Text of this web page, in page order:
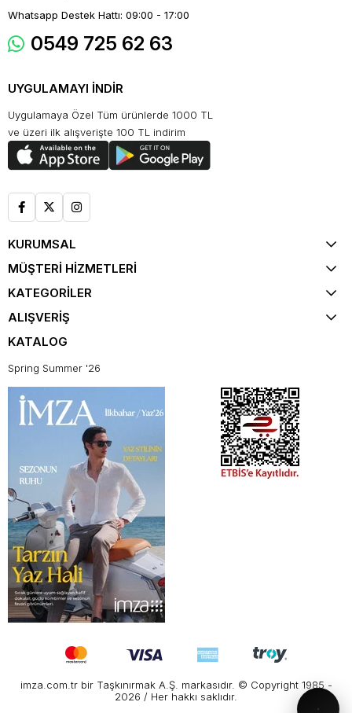
Whatsapp Destek Hattı: 09:00 - 17:00
0549 725 62 63
UYGULAMAYI İNDİR
Uygulamaya Özel Tüm ürünlerde 1000 TL
ve üzeri ilk alışverişte 100 TL indirim
KURUMSAL
MÜŞTERİ HİZMETLERİ
KATEGORİLER
ALIŞVERİŞ
KATALOG
Spring Summer '26
imza.com.tr bir Taşkınırmak A.Ş. markasıdır. © Copyright 1985 -
2026 / Her hakkı saklıdır.